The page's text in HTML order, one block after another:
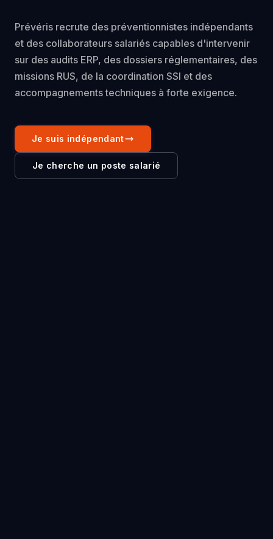
Prévéris recrute des préventionnistes indépendants
et des collaborateurs salariés capables d'intervenir
sur des audits ERP, des dossiers réglementaires, des
missions RUS, de la coordination SSI et des
accompagnements techniques à forte exigence.
Je suis indépendant
Je cherche un poste salarié